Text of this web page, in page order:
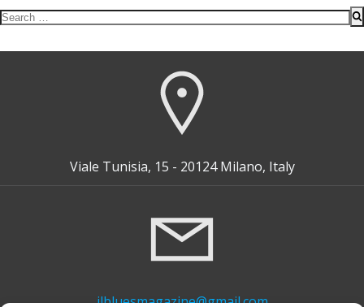
Search
Viale Tunisia, 15 - 20124 Milano, Italy
ilbluesmagazine@gmail.com